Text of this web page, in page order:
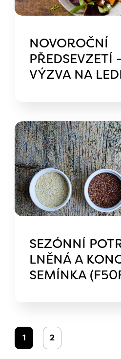
NOVOROČNÍ
PŘEDSEVZETÍ
VÝZVA NA
SEZÓNNÍ
LNĚNÁ A
SEMÍNKA
1 2